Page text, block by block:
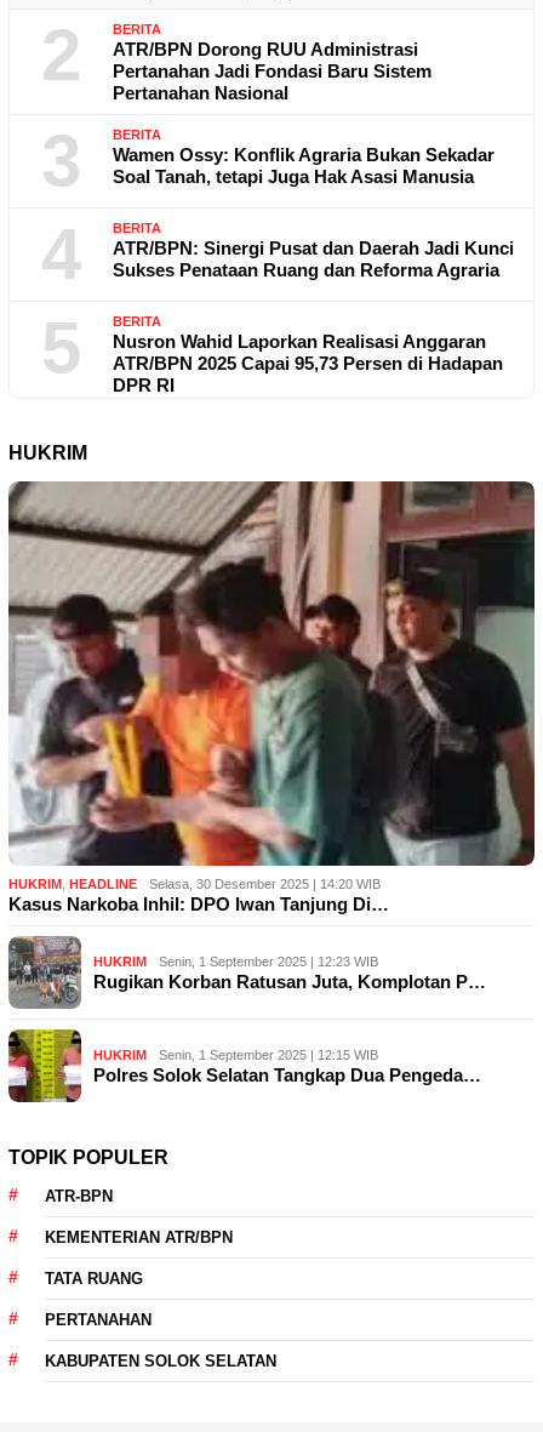
2 BERITA
ATR/BPN Dorong RUU Administrasi
Pertanahan Jadi Fondasi Baru Sistem
Pertanahan Nasional
3 BERITA
Wamen Ossy: Konflik Agraria Bukan Sekadar
Soal Tanah, tetapi Juga Hak Asasi Manusia
4 BERITA
ATR/BPN: Sinergi Pusat dan Daerah Jadi Kunci
Sukses Penataan Ruang dan Reforma Agraria
5 BERITA
Nusron Wahid Laporkan Realisasi Anggaran
ATR/BPN 2025 Capai 95,73 Persen di Hadapan
DPR RI
HUKRIM
HUKRIM HEADLINE Selasa, 30 Desember 2025 | 14:20 WIB
Kasus Narkoba Inhil: DPO Iwan Tanjung Di…
HUKRIM Senin, 1 September 2025 | 12:23 WIB
Rugikan Korban Ratusan Juta, Komplotan P…
HUKRIM Senin, 1 September 2025 | 12:15 WIB
Polres Solok Selatan Tangkap Dua Pengeda…
TOPIK POPULER
ATR-BPN
KEMENTERIAN ATR/BPN
TATA RUANG
PERTANAHAN
KABUPATEN SOLOK SELATAN